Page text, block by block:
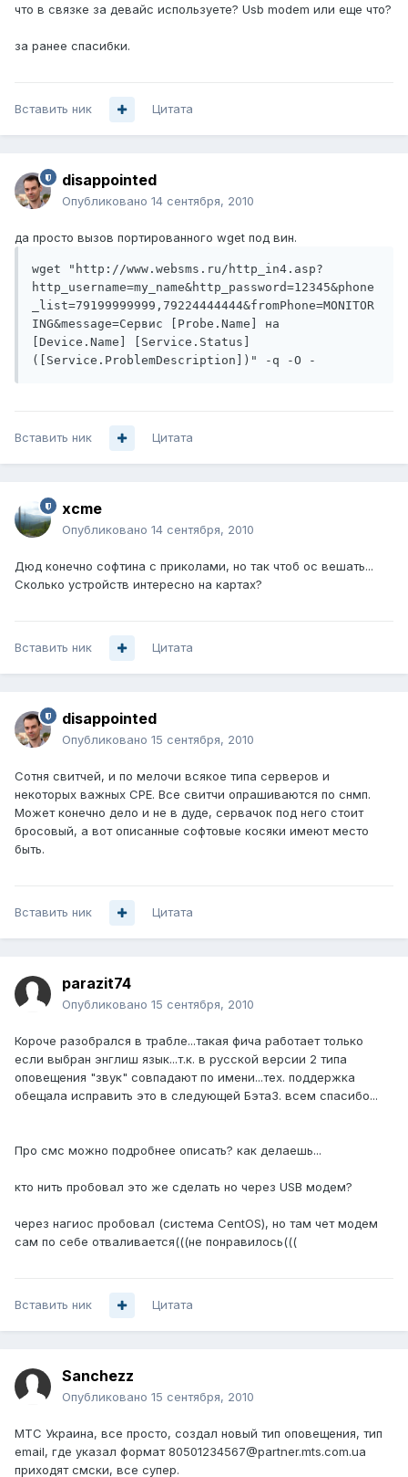
что в связке за девайс используете? Usb modem или еще что?
за ранее спасибки.
Вставить ник Цитата
disappointed
Опубликовано 14 сентября, 2010
да просто вызов портированного wget под вин.
wget "http://www.websms.ru/http_in4.asp?
http_username=my_name&http_password=12345&phone
_list=79199999999,79224444444&fromPhone=MONITOR
ING&message=Сервис [Probe.Name] на
[Device.Name] [Service.Status]
([Service.ProblemDescription])" -q -O -
Вставить ник Цитата
xcme
Опубликовано 14 сентября, 2010
Дюд конечно софтина с приколами, но так чтоб ос вешать...
Сколько устройств интересно на картах?
Вставить ник Цитата
disappointed
Опубликовано 15 сентября, 2010
Сотня свитчей, и по мелочи всякое типа серверов и
некоторых важных CPE. Все свитчи опрашиваются по снмп.
Может конечно дело и не в дуде, сервачок под него стоит
бросовый, а вот описанные софтовые косяки имеют место
быть.
Вставить ник Цитата
parazit74
Опубликовано 15 сентября, 2010
Короче разобрался в трабле...такая фича работает только
если выбран энглиш язык...т.к. в русской версии 2 типа
оповещения "звук" совпадают по имени...тех. поддержка
обещала исправить это в следующей Бэта3. всем спасибо...
Про смс можно подробнее описать? как делаешь...
кто нить пробовал это же сделать но через USB модем?
через нагиос пробовал (система CentOS), но там чет модем
сам по себе отваливается(((не понравилось(((
Вставить ник Цитата
Sanchezz
Опубликовано 15 сентября, 2010
МТС Украина, все просто, создал новый тип оповещения, тип
email, где указал формат 80501234567@partner.mts.com.ua
приходят смски, все супер.